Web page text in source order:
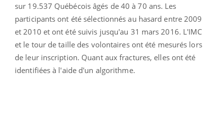
sur 19.537 Québécois âgés de 40 à 70 ans. Les
participants ont été sélectionnés au hasard entre 2009
et 2010 et ont été suivis jusqu'au 31 mars 2016. L'IMC
et le tour de taille des volontaires ont été mesurés lors
de leur inscription. Quant aux fractures, elles ont été
identifiées à l'aide d'un algorithme.